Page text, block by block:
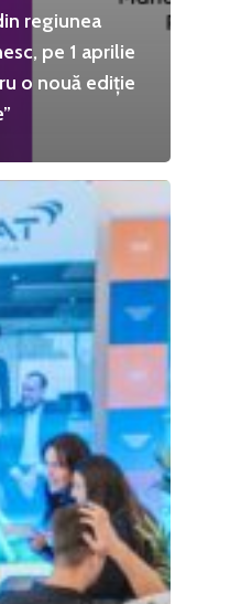
regiunea
pe 1 aprilie
o nouă ediție